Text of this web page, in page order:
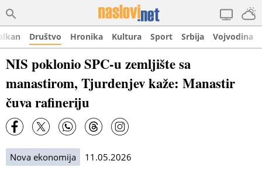
Društvo Hronika Kultura Sport Srbija Vojvodina
NIS poklonio SPC-u zemljište sa
manastirom, Tjurdenjev kaže: Manastir
čuva rafineriju
Nova ekonomija 11.05.2026